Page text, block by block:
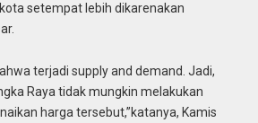
setempat lebih dikarenakan
terjadi supply and demand. Jadi,
Raya tidak mungkin melakukan
harga tersebut,”katanya, Kamis